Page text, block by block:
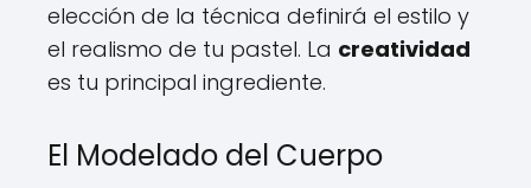
elección de la técnica definirá el estilo y
el realismo de tu pastel. La creatividad
es tu principal ingrediente.
El Modelado del Cuerpo